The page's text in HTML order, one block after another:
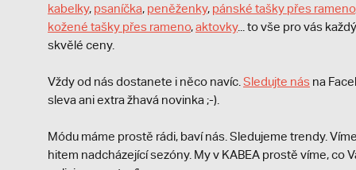
kabelky, psaníčka, peněženky, pánské tašky přes rameno
kožené tašky přes rameno,aktovky... to vše pro vás
skvělé ceny.
Vždy od nás dostanete i něco navíc. Sledujte nás na
sleva ani extra žhavá novinka ;-).
Módu máme prostě rádi, baví nás. Sledujeme trendy.
hitem nadcházející sezóny. My v KABEA prostě víme, co